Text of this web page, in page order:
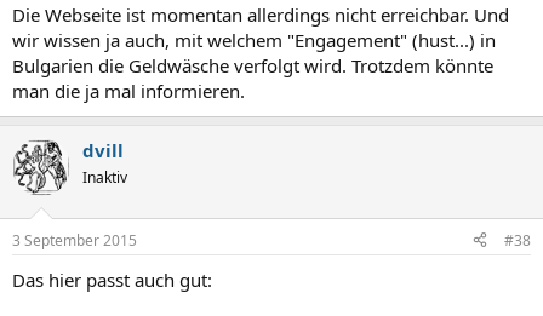
Die Webseite ist momentan allerdings nicht erreichbar. Und
wir wissen ja auch, mit welchem "Engagement" (hust...) in
Bulgarien die Geldwäsche verfolgt wird. Trotzdem könnte
man die ja mal informieren.
dvill
Inaktiv
3 September 2015 #38
Das hier passt auch gut: